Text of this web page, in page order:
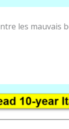
les mauvais